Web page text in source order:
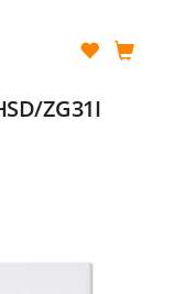
ZG31I